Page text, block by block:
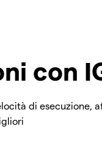
con
di esecuzione,